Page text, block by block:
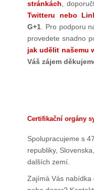
stránkách ,
Twitteru nebo
G+1. Pro podporu
provedete snadno
jak udělit našemu
Váš zájem
Certifikační orgány
Spolupracujeme s
republiky,
dalších zemí.
Zajímá Vás nabídka